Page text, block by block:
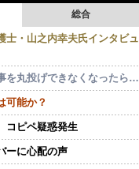
総合
士・山之内幸夫氏インタビュ
を丸投げできなくなったら…
可能か？
コピペ疑惑発生
ーに心配の声